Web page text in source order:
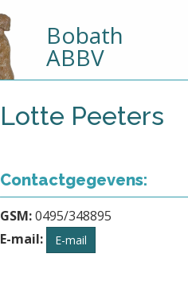
Bobath
ABBV
Lotte Peeters
Contactgegevens:
GSM:0495/348895
E-mail:
E-mail